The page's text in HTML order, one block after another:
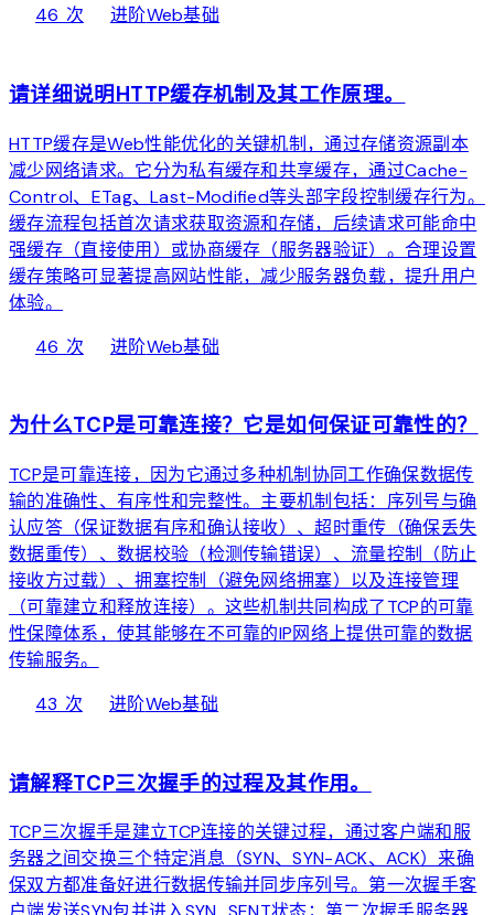
46 次bolt进阶Web基础chevron_right
请详细说明HTTP缓存机制及其工作原理。
HTTP缓存是Web性能优化的关键机制，通过存储资源副本
减少网络请求。它分为私有缓存和共享缓存，通过Cache-
Control、ETag、Last-Modified等头部字段控制缓存行为。
缓存流程包括首次请求获取资源和存储，后续请求可能命中
强缓存（直接使用）或协商缓存（服务器验证）。合理设置
缓存策略可显著提高网站性能，减少服务器负载，提升用户
体验。
46 次bolt进阶Web基础chevron_right
为什么TCP是可靠连接？它是如何保证可靠性的？
TCP是可靠连接，因为它通过多种机制协同工作确保数据传
输的准确性、有序性和完整性。主要机制包括：序列号与确
认应答（保证数据有序和确认接收）、超时重传（确保丢失
数据重传）、数据校验（检测传输错误）、流量控制（防止
接收方过载）、拥塞控制（避免网络拥塞）以及连接管理
（可靠建立和释放连接）。这些机制共同构成了TCP的可靠
性保障体系，使其能够在不可靠的IP网络上提供可靠的数据
传输服务。
43 次bolt进阶Web基础chevron_right
请解释TCP三次握手的过程及其作用。
TCP三次握手是建立TCP连接的关键过程，通过客户端和服
务器之间交换三个特定消息（SYN、SYN-ACK、ACK）来确
保双方都准备好进行数据传输并同步序列号。第一次握手客